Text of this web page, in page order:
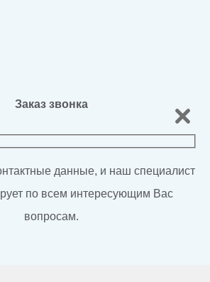
Заказ звонка
данные, и наш специалист
по всем интересующим Вас
вопросам.